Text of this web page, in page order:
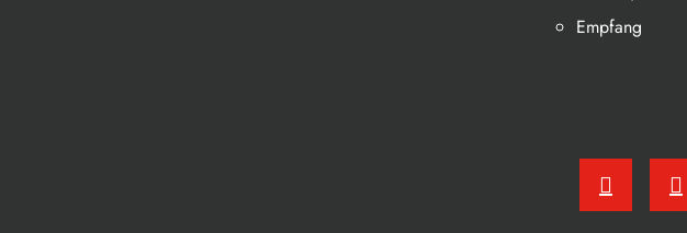
Empfang